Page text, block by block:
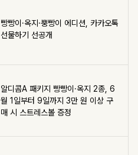
빵빵이·옥지·뿡빵이 에디션, 카카오톡
선물하기 선공개
알디콤A 패키지 빵빵이·옥지 2종, 6
월 1일부터 9일까지 3만 원 이상 구
매 시 스트레스볼 증정